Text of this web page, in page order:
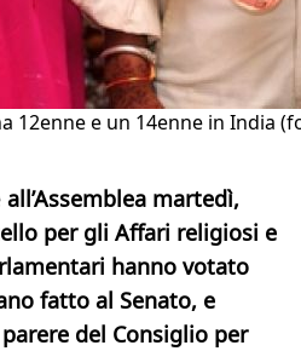
12enne e un 14enne in India
all’Assemblea martedì,
per gli Affari religiosi e
hanno votato
fatto al Senato, e
del Consiglio per